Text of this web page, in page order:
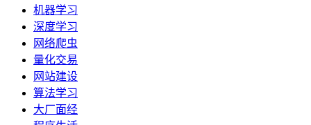
机器学习
深度学习
网络爬虫
量化交易
网站建设
算法学习
大厂面经